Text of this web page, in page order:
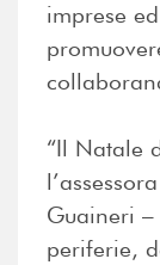
imprese
“Il Natale
Guaineri
periferie,